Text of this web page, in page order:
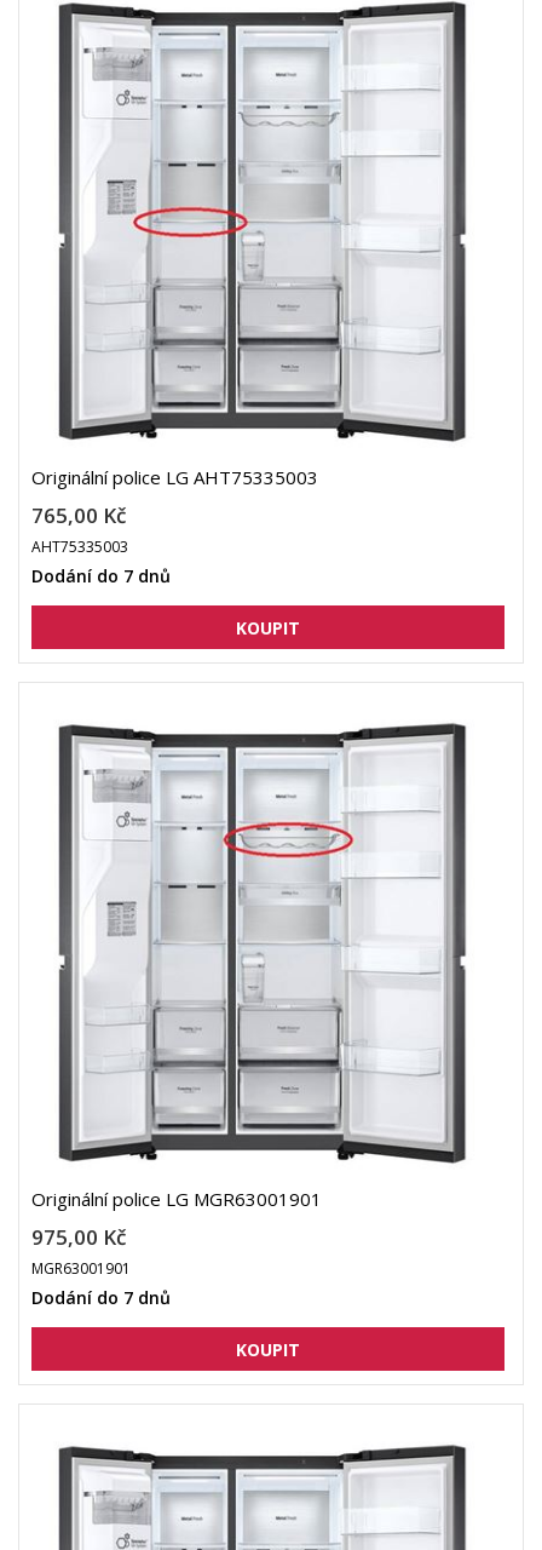
Originální police LG AHT75335003
765,00 Kč
AHT75335003
Dodání do 7 dnů
Originální police LG MGR63001901
975,00 Kč
MGR63001901
Dodání do 7 dnů